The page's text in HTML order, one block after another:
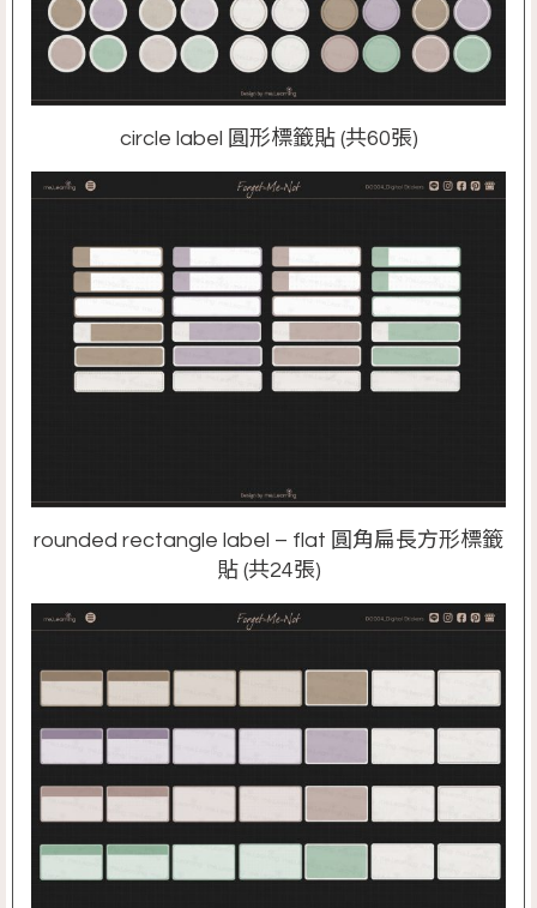
circle label 圓形標籤貼 (共60張)
rounded rectangle label – flat 圓角扁長方形標籤
貼 (共24張)